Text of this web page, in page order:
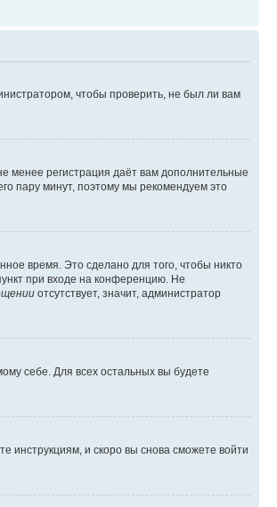
чтобы проверить, не был ли вам
менее регистрация даёт вам дополнительные
пару минут, поэтому мы рекомендуем это
время. Это сделано для того, чтобы никто
при входе на конференцию. Не
отсутствует, значит, администратор
себе. Для всех остальных вы будете
инструкциям, и скоро вы снова сможете войти